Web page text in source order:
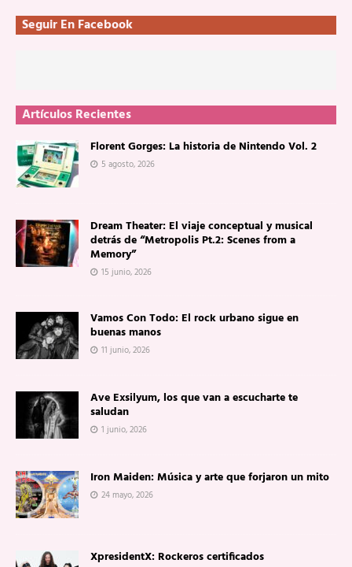
Seguir En Facebook
Artículos Recientes
Florent Gorges: La historia de Nintendo Vol. 2
5 agosto, 2026
Dream Theater: El viaje conceptual y musical
detrás de “Metropolis Pt.2: Scenes from a
Memory”
15 junio, 2026
Vamos Con Todo: El rock urbano sigue en
buenas manos
11 junio, 2026
Ave Exsilyum, los que van a escucharte te
saludan
1 junio, 2026
Iron Maiden: Música y arte que forjaron un mito
24 mayo, 2026
XpresidentX: Rockeros certificados